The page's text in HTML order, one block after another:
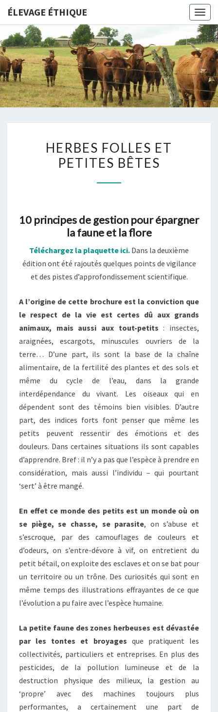
ÉLEVAGE ÉTHIQUE
ÉLEVAGE
ÉTHIQUE
FOLLES
ET
HERBES FOLLES ET
PETITES BÊTES
10 principes de gestion pour épargner
la faune et la flore
Téléchargez la plaquette ici. Dans la deuxième
édition ont été rajoutés quelques points de vigilance
et des pistes d’approfondissement scientifique.
A l’origine de cette brochure est la conviction que
le respect de la vie est certes dû aux grands
animaux, mais aussi aux tout-petits : insectes,
araignées, escargots, minuscules ouvriers de la
terre… D’une part, ils sont la base de la chaîne
alimentaire, de la fertilité des plantes et des sols et
même du cycle de l’eau, dans la grande
interdépendance du vivant. Les oiseaux qui en
dépendent sont des témoins bien visibles. D’autre
part, des indices forts font penser que même les
petits peuvent ressentir des émotions et des
douleurs. Dans certaines situations ils sont capables
d’apprendre. Bref : il n’y a pas que l’espèce à prendre en
considération, mais aussi l’individu – qui pourtant
‘sert’ à être mangé.
En effet ce monde des petits est un monde où on
se piège, se chasse, se parasite, on s’abuse et
s’escroque, par des camouflages de couleurs et
d’odeurs, on s’entre-dévore à vif, on entretient du
petit bétail, on exploite des esclaves et on se bat pour
un territoire ou un trône. Des curiosités qui sont en
même temps des illustrations effrayantes de ce que
l’évolution a pu faire avec l’espèce humaine.
La petite faune des zones herbeuses est dévastée
par les tontes et broyages que pratiquent les
collectivités, particuliers et entreprises. En plus des
pesticides, de la pollution lumineuse et de la
destruction physique des milieux, la gestion au
‘propre’ avec des machines toujours plus
performantes, a certainement une part de